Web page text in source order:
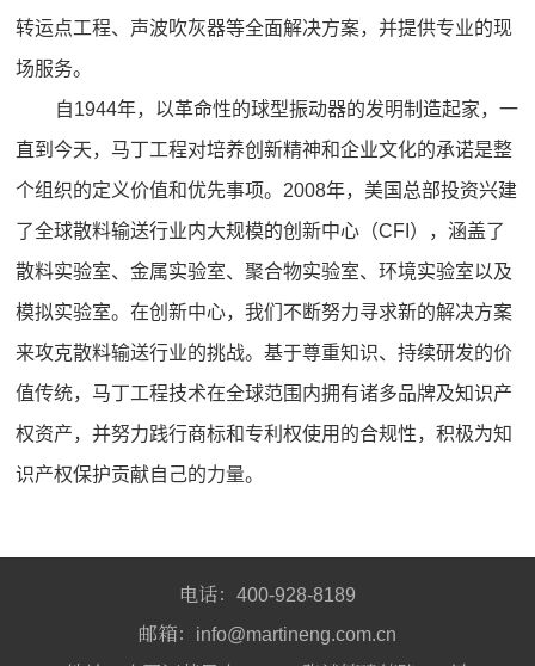
转运点工程、声波吹灰器等全面解决方案，并提供专业的现
场服务。
自1944年，以革命性的球型振动器的发明制造起家，一
直到今天，马丁工程对培养创新精神和企业文化的承诺是整
个组织的定义价值和优先事项。 2008年，美国总部投资兴建
了全球散料输送行业内大规模的创新中心（CFI ），涵盖了
散料实验室、金属实验室、聚合物实验室、环境实验室以及
模拟实验室。在创新中心，我们不断努力寻求新的解决方案
来攻克散料输送行业的挑战。基于尊重知识、持续研发的价
值传统，马丁工程技术在全球范围内拥有诸多品牌及知识产
权资产，并努力践行商标和专利权使用的合规性，积极为知
识产权保护贡献自己的力量。
电话： 400-928-8189
邮箱： info@martineng.com.cn